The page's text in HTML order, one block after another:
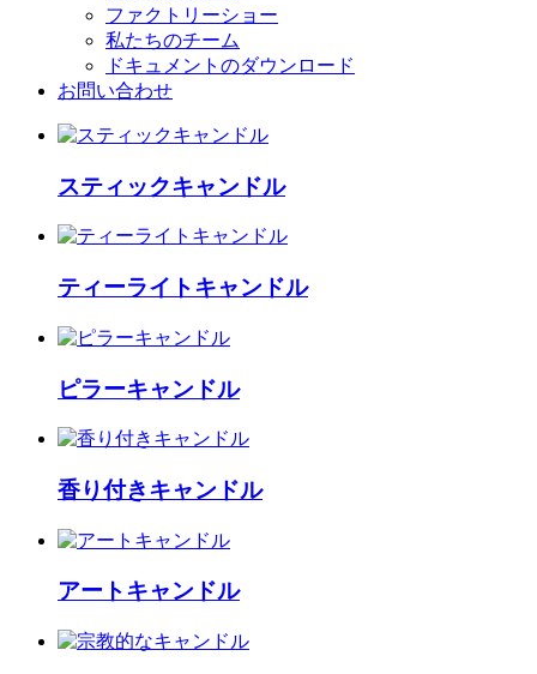
ファクトリーショー
私たちのチーム
ドキュメントのダウンロード
お問い合わせ
スティックキャンドル
ティーライトキャンドル
ピラーキャンドル
香り付きキャンドル
アートキャンドル